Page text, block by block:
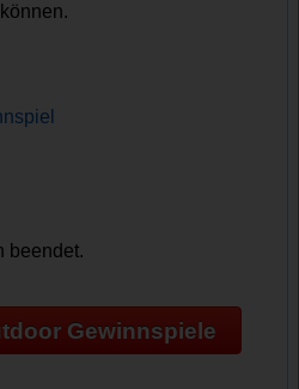
beendet.
Gewinnspiele